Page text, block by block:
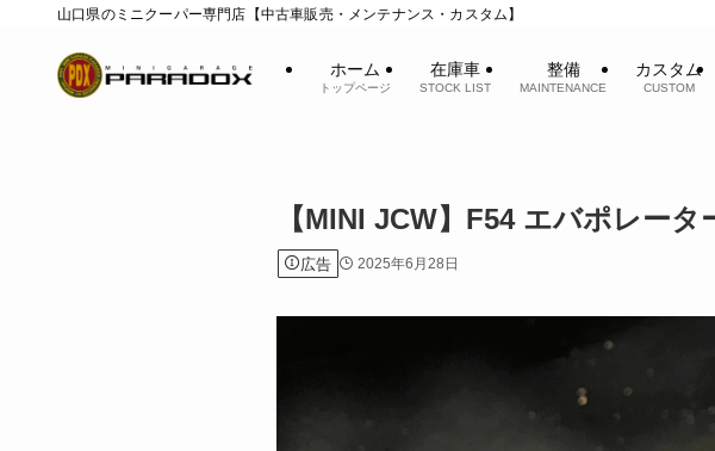
山口県のミニクーパー専門店【中古車販売・メンテナンス・カスタム】
ホーム
トップページ
在庫車
STOCK LIST
整備
MAINTENANCE
カスタム
CUSTOM
【MINI JCW】F54 エバポレー
広告 2025年6月28日